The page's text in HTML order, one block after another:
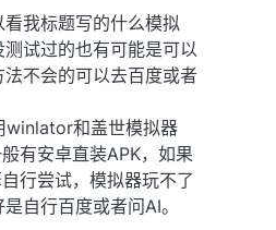
我标题写的什么模拟
试过的也有可能是可以
不会的可以去百度或者
winlator和盖世模拟器
有安卓直装APK，如果
行尝试，模拟器玩不了
自行百度或者问AI。